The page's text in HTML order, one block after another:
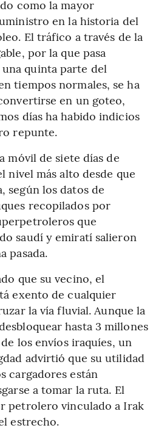
como la mayor
en la historia del
El tráfico a través de la
por la que pasa
quinta parte del
tiempos normales, se ha
en un goteo,
días ha habido indicios
repunte.
móvil de siete días de
nivel más alto desde que
según los datos de
recopilados por
que
saudí y emiratí salieron
pasada.
que su vecino, el
exento de cualquier
la vía fluvial. Aunque la
hasta 3 millones
los envíos iraquíes, un
advirtió que su utilidad
cargadores están
a tomar la ruta. El
petrolero vinculado a Irak
estrecho.